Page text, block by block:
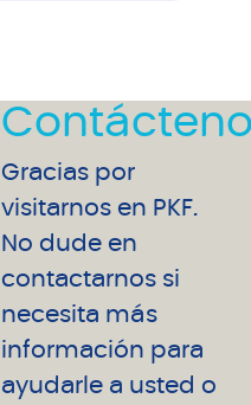
Gracias por
visitarnos en PKF.
No dude en
contactarnos si
necesita más
información para
ayudarle a usted o